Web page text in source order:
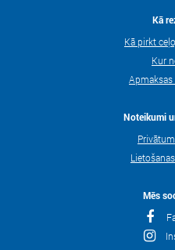
Kā
Kā pirkt
Kur
Noteikumi
Mēs